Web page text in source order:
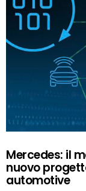
Mercedes: il
nuovo
automotive